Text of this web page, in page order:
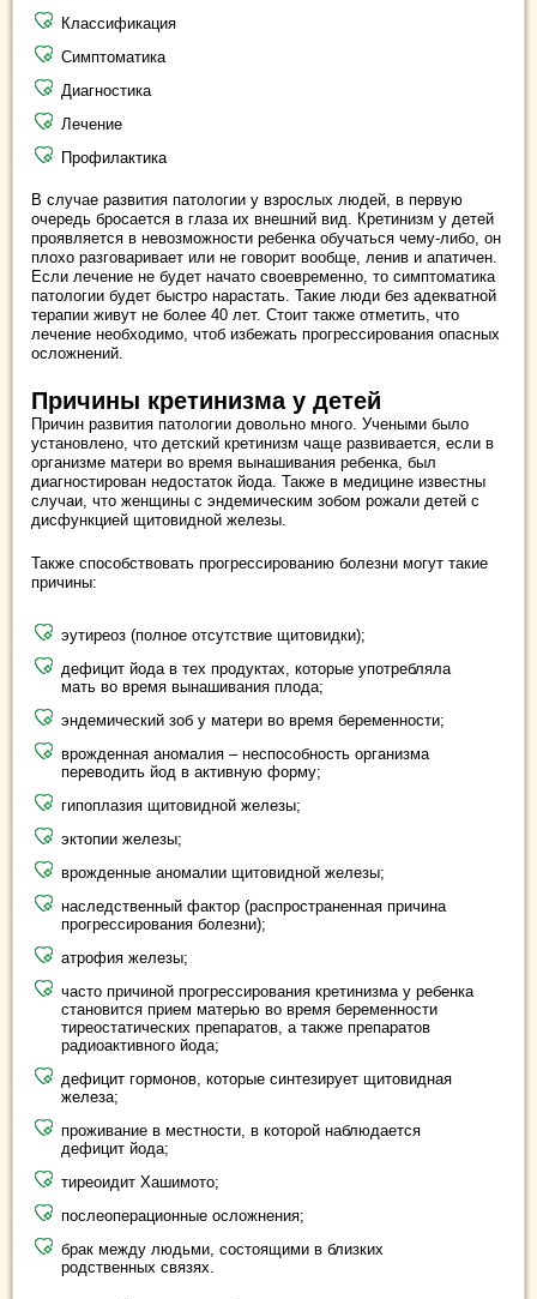
Классификация
Симптоматика
Диагностика
Лечение
Профилактика
В случае развития патологии у взрослых людей, в первую
очередь бросается в глаза их внешний вид. Кретинизм у детей
проявляется в невозможности ребенка обучаться чему-либо, он
плохо разговаривает или не говорит вообще, ленив и апатичен.
Если лечение не будет начато своевременно, то симптоматика
патологии будет быстро нарастать. Такие люди без адекватной
терапии живут не более 40 лет. Стоит также отметить, что
лечение необходимо, чтоб избежать прогрессирования опасных
осложнений.
Причины кретинизма у детей
Причин развития патологии довольно много. Учеными было
установлено, что детский кретинизм чаще развивается, если в
организме матери во время вынашивания ребенка, был
диагностирован недостаток йода. Также в медицине известны
случаи, что женщины с эндемическим зобом рожали детей с
дисфункцией щитовидной железы.
Также способствовать прогрессированию болезни могут такие
причины:
эутиреоз (полное отсутствие щитовидки);
дефицит йода в тех продуктах, которые употребляла
мать во время вынашивания плода;
эндемический зоб у матери во время беременности;
врожденная аномалия – неспособность организма
переводить йод в активную форму;
гипоплазия щитовидной железы;
эктопии железы;
врожденные аномалии щитовидной железы;
наследственный фактор (распространенная причина
прогрессирования болезни);
атрофия железы;
часто причиной прогрессирования кретинизма у ребенка
становится прием матерью во время беременности
тиреостатических препаратов, а также препаратов
радиоактивного йода;
дефицит гормонов, которые синтезирует щитовидная
железа;
проживание в местности, в которой наблюдается
дефицит йода;
тиреоидит Хашимото;
послеоперационные осложнения;
брак между людьми, состоящими в близких
родственных связях.